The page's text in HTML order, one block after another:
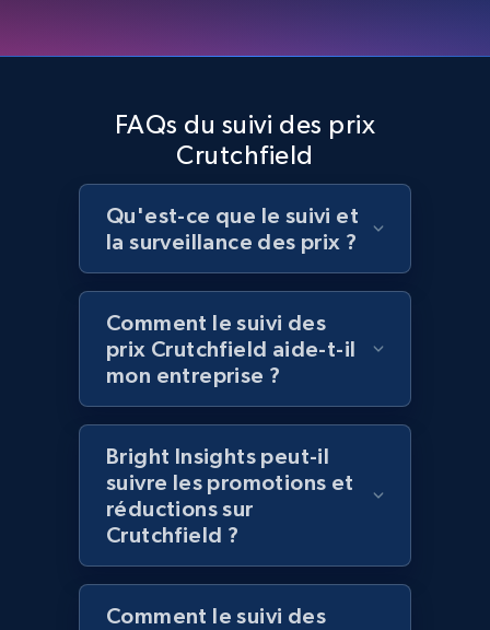
specified UPC
Sku, Product id, Product name, Manufacturer,
specific category URL
URL, Domain, Country code, Model number,
Sku, Product id, Product name, Manufacturer,
2.1K+ 355+ Commencer
Amazon products global dataset
Title, Seller name, Brand, Description, Initial
FAQs du suivi des prix
Crutchfield
Qu'est-ce que le suivi et
la surveillance des prix ?
Comment le suivi des
prix Crutchfield aide-t-il
mon entreprise ?
Bright Insights peut-il
suivre les promotions et
réductions sur
Crutchfield ?
Comment le suivi des